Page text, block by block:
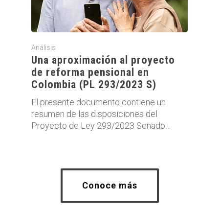
Análisis
Una aproximación al proyecto
de reforma pensional en
Colombia (PL 293/2023 S)
El presente documento contiene un
resumen de las disposiciones del
Proyecto de Ley 293/2023 Senado…
Conoce más